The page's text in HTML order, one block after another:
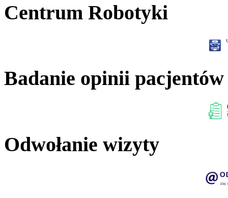
Centrum Robotyki
Badanie opinii pacjentów
Odwołanie wizyty